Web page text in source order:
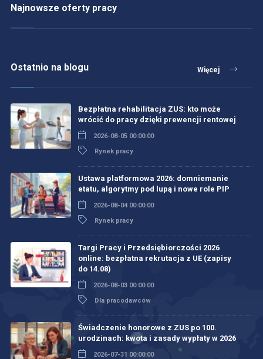
Najnowsze oferty pracy
Ostatnio na blogu Więcej
Bezpłatna rehabilitacja ZUS: kto może
wrócić do pracy dzięki prewencji rentowej
2026-08-05 00:00:00
Rynek pracy
Ustawa platformowa 2026: domniemanie
etatu, algorytmy pod lupą i nowe role PIP
2026-08-04 00:00:00
Rynek pracy
Targi Pracy i Przedsiębiorczości 2026
online: bezpłatna rekrutacja z UE (zapisy
do 14.08)
2026-08-03 00:00:00
Dla pracodawców
Świadczenie honorowe z ZUS po 100.
urodzinach: kwota i zasady wypłaty w 2026
2026-07-31 00:00:00